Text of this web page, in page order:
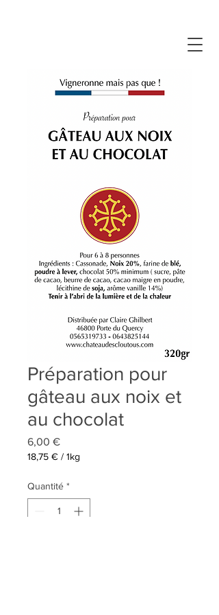
Préparation pour
gâteau aux noix et
au chocolat
6,00 €Prix
18,75 € / 1kg
pour
Kilogramme
Quantité *